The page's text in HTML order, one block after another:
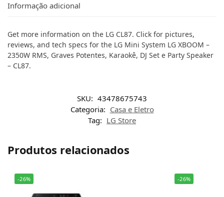
Informação adicional
Get more information on the LG CL87. Click for pictures,
reviews, and tech specs for the LG Mini System LG XBOOM –
2350W RMS, Graves Potentes, Karaokê, DJ Set e Party Speaker
– CL87.
SKU: 43478675743
Categoria: Casa e Eletro
Tag: LG Store
Produtos relacionados
-26% -26%